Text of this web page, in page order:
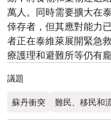
萬人。同時需要擴大在
倖存者，但其應對能力
者正在泰維萊展開緊急
療護理和避難所等仍有
議題
蘇丹衝突 難民、移民和